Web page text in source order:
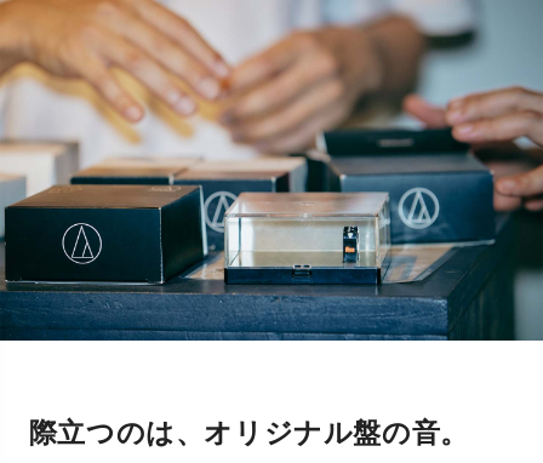
際立つのは、オリジナル盤の音。